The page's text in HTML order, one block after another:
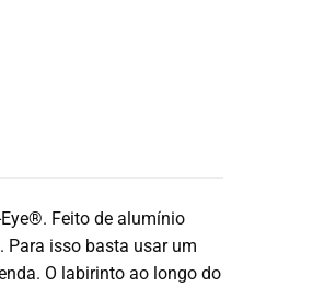
Feito de alumínio
Para isso basta usar um
O labirinto ao longo do